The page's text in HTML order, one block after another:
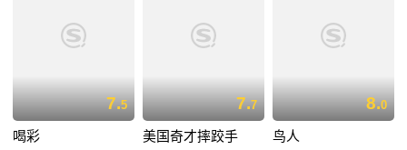
7.5
喝彩
7.7
美国奇才摔跤手
8.0
鸟人